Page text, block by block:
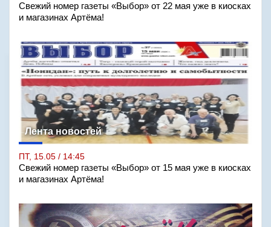
Свежий номер газеты «Выбор» от 22 мая уже в киосках
и магазинах Артёма!
Лента новостей
ПТ, 15.05 / 14:45
Свежий номер газеты «Выбор» от 15 мая уже в киосках
и магазинах Артёма!